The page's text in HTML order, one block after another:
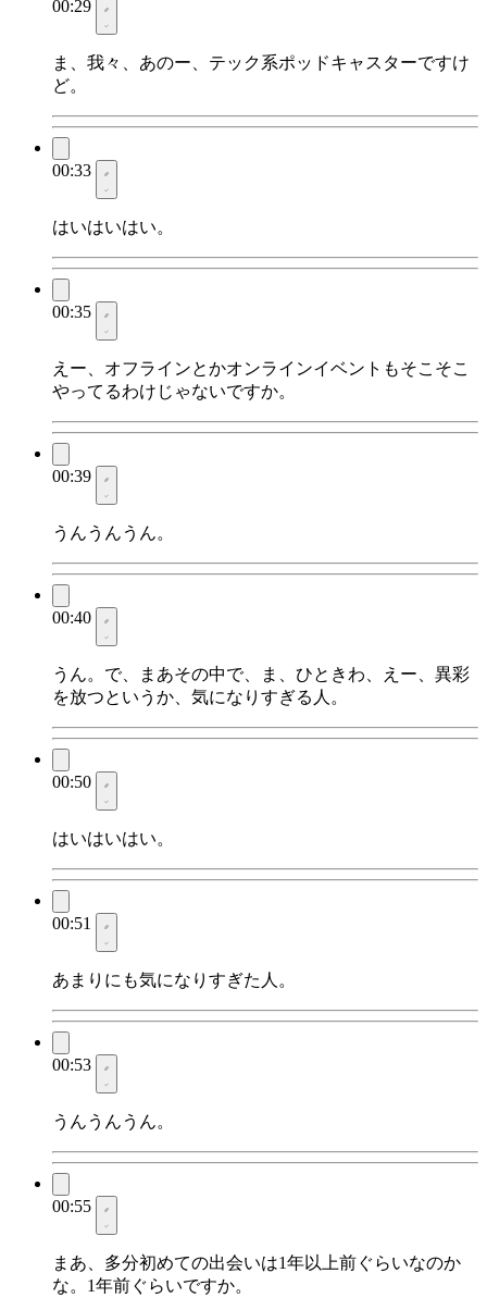
00:29
ま、我々、あのー、テック系ポッドキャスターですけ
ど。
00:33
はいはいはい。
00:35
えー、オフラインとかオンラインイベントもそこそこ
やってるわけじゃないですか。
00:39
うんうんうん。
00:40
うん。で、まあその中で、ま、ひときわ、えー、異彩
を放つというか、気になりすぎる人。
00:50
はいはいはい。
00:51
あまりにも気になりすぎた人。
00:53
うんうんうん。
00:55
まあ、多分初めての出会いは1年以上前ぐらいなのか
な。1年前ぐらいですか。